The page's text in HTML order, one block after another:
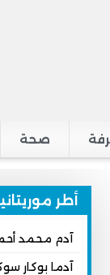
صحة
أطر
آدم محمد
آدما بوكار